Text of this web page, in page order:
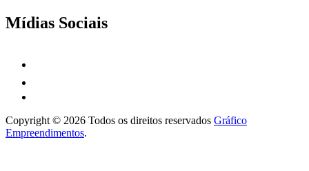
Mídias Sociais
Copyright © 2026 Todos os direitos reservados Gráfico
Empreendimentos.